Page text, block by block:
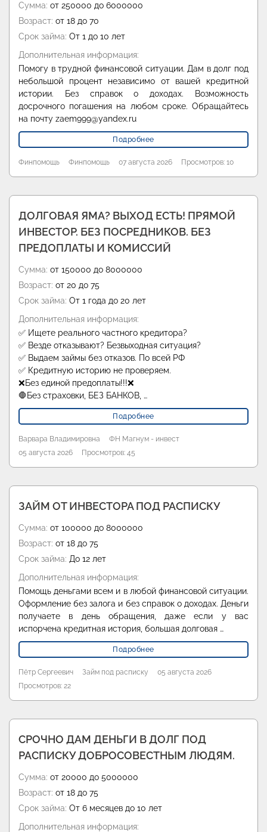
Сумма: от 250000 до 6000000
Возраст: от 18 до 70
Срок займа: От 1 до 10 лет
Дополнительная информация:
Помогу в трудной финансовой ситуации. Дам в долг под
небольшой процент независимо от вашей кредитной
истории. Без справок о доходах. Возможность
досрочного погашения на любом сроке. Обращайтесь
на почту zaem999@yandex.ru
Подробнее
Финпомощь Финпомощь 07 августа 2026 Просмотров: 10
ДОЛГОВАЯ ЯМА? ВЫХОД ЕСТЬ! ПРЯМОЙ
ИНВЕСТОР. БЕЗ ПОСРЕДНИКОВ. БЕЗ
ПРЕДОПЛАТЫ И КОМИССИЙ
Сумма: от 150000 до 8000000
Возраст: от 20 до 75
Срок займа: От 1 года до 20 лет
Дополнительная информация:
✅ Ищете реального частного кредитора?
✅ Везде отказывают? Безвыходная ситуация?
✅ Выдаем займы без отказов. По всей РФ
✅ Кредитную историю не проверяем.
❌Без единой предоплаты!!!❌
🛑Без страховки, БЕЗ БАНКОВ, …
Подробнее
Варвара Владимировна
ФН Магнум - инвест
05 августа 2026
Просмотров: 45
ЗАЙМ ОТ ИНВЕСТОРА ПОД РАСПИСКУ
Сумма: от 100000 до 8000000
Возраст: от 18 до 75
Срок займа: До 12 лет
Дополнительная информация:
Помощь деньгами всем и в любой финансовой ситуации.
Оформление без залога и без справок о доходах. Деньги
получаете в день обращения, даже если у вас
испорчена кредитная история, большая долговая …
Подробнее
Пётр Сергеевич Займ под расписку
05 августа 2026
Просмотров: 22
СРОЧНО ДАМ ДЕНЬГИ В ДОЛГ ПОД
РАСПИСКУ ДОБРОСОВЕСТНЫМ ЛЮДЯМ.
Сумма: от 20000 до 5000000
Возраст: от 18 до 75
Срок займа: От 6 месяцев до 10 лет
Дополнительная информация: